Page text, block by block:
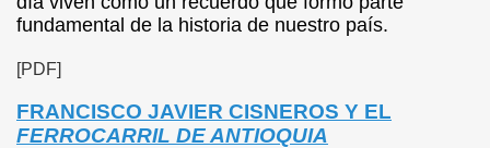
fundamental de la historia de nuestro país.
[PDF]
FRANCISCO JAVIER CISNEROS Y EL
FERROCARRIL DE ANTIOQUIA